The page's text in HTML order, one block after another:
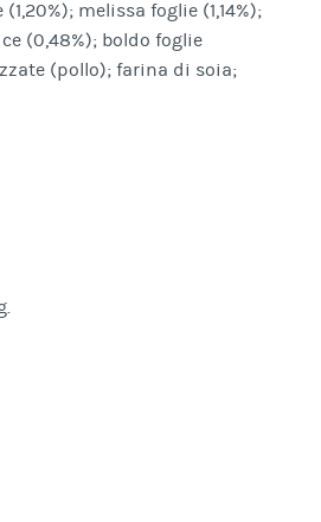
melissa foglie (1,14%);
(0,48%); boldo foglie
(pollo); farina di soia;